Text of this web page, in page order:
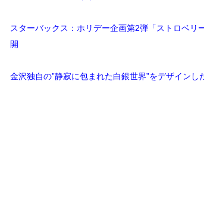
スターバックス：ホリデー企画第2弾「ストロベ
開
金沢独自の”静寂に包まれた白銀世界”をデザイン